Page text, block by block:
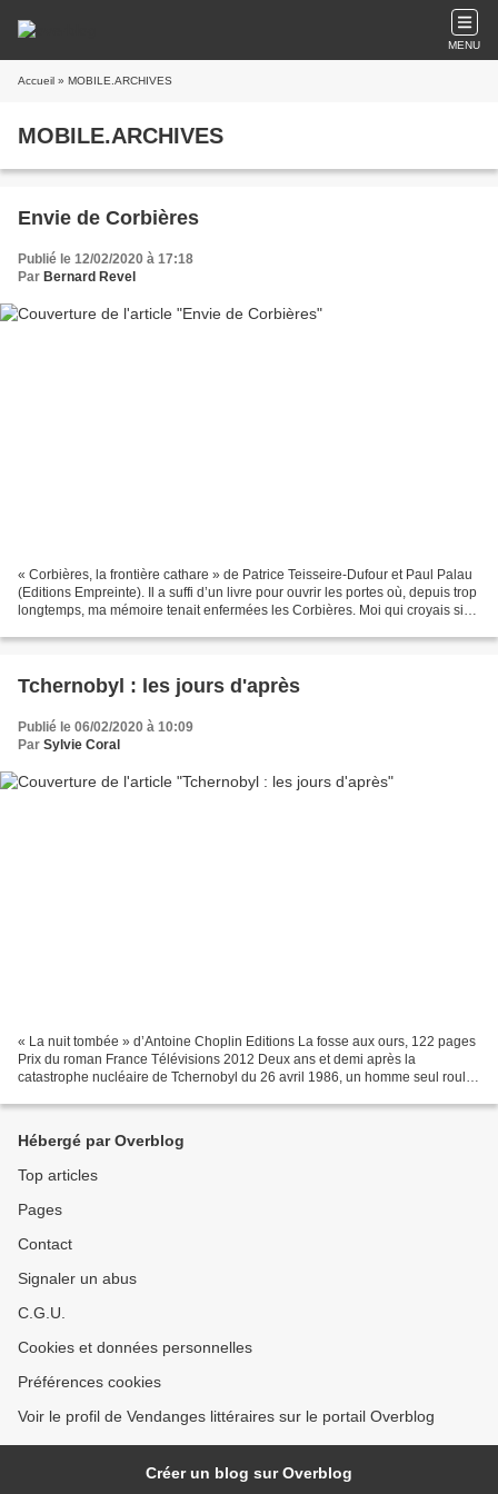
MENU
Accueil » MOBILE.ARCHIVES
MOBILE.ARCHIVES
Envie de Corbières
Publié le 12/02/2020 à 17:18
Par Bernard Revel
« Corbières, la frontière cathare » de Patrice Teisseire-Dufour et Paul Palau
(Editions Empreinte). Il a suffi d’un livre pour ouvrir les portes où, depuis trop
longtemps, ma mémoire tenait enfermées les Corbières. Moi qui croyais si
Tchernobyl : les jours d'après
Publié le 06/02/2020 à 10:09
Par Sylvie Coral
« La nuit tombée » d’Antoine Choplin Editions La fosse aux ours, 122 pages
Prix du roman France Télévisions 2012 Deux ans et demi après la
catastrophe nucléaire de Tchernobyl du 26 avril 1986, un homme seul roule
Hébergé par Overblog
Top articles
Pages
Contact
Signaler un abus
C.G.U.
Cookies et données personnelles
Préférences cookies
Voir le profil de Vendanges littéraires sur le portail Overblog
Créer un blog sur Overblog